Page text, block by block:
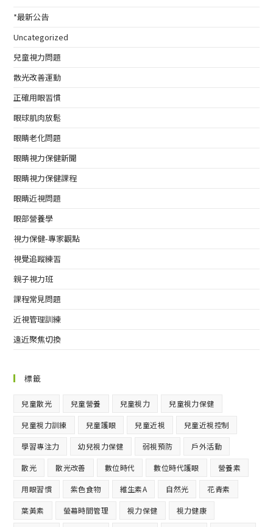
*最新公告
Uncategorized
兒童視力問題
散光改善運動
正確用眼習慣
眼球肌肉放鬆
眼睛老化問題
眼睛視力保健新聞
眼睛視力保健課程
眼睛近視問題
眼部營養學
視力保健-專家觀點
視覺追蹤練習
親子視力班
課程常見問題
近視管理訓練
遠近聚焦切換
標籤
兒童散光 兒童營養 兒童視力 兒童視力保健
兒童視力訓練 兒童護眼 兒童近視 兒童近視控制
學習專注力 幼兒視力保健 弱視預防 戶外活動
散光 散光改善 數位時代 數位時代護眼 營養素
用眼習慣 紫色食物 維生素A 自然光 花青素
葉黃素 螢幕時間管理 視力保健 視力健康